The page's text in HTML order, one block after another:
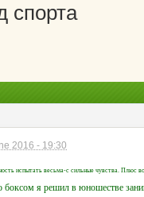
2016 - 19:30
испытать весьма-с сильные чувства. Плюс
боксом я решил в юношестве